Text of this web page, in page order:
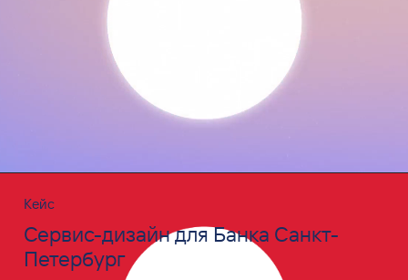
Кейс
Сервис-дизайн для Банка Санкт-
Петербург